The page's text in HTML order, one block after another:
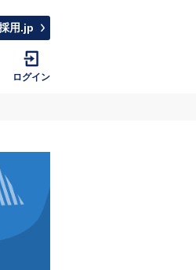
用.jp
ログイン